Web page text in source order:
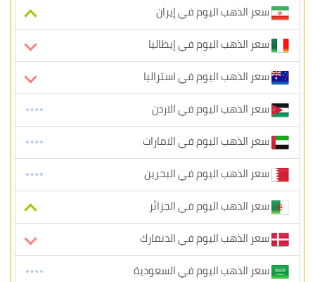
سعر الذهب اليوم في إيران
سعر الذهب اليوم في إيطاليا
سعر الذهب اليوم في استراليا
سعر الذهب اليوم في الاردن
سعر الذهب اليوم في الامارات
سعر الذهب اليوم في البحرين
سعر الذهب اليوم في الجزائر
سعر الذهب اليوم في الدنمارك
سعر الذهب اليوم في السعودية